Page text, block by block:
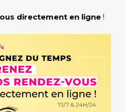
directement en ligne !